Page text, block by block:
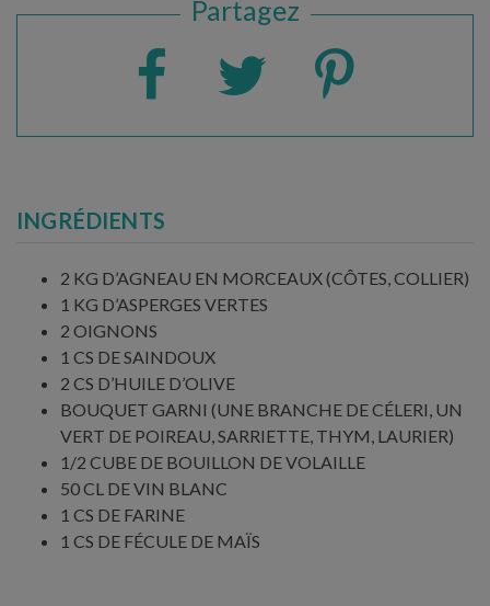
Partagez
INGRÉDIENTS
2 KG D’AGNEAU EN MORCEAUX (CÔTES, COLLIER)
1 KG D’ASPERGES VERTES
2 OIGNONS
1 CS DE SAINDOUX
2 CS D’HUILE D’OLIVE
BOUQUET GARNI (UNE BRANCHE DE CÉLERI, UN
VERT DE POIREAU, SARRIETTE, THYM, LAURIER)
1/2 CUBE DE BOUILLON DE VOLAILLE
50 CL DE VIN BLANC
1 CS DE FARINE
1 CS DE FÉCULE DE MAÏS